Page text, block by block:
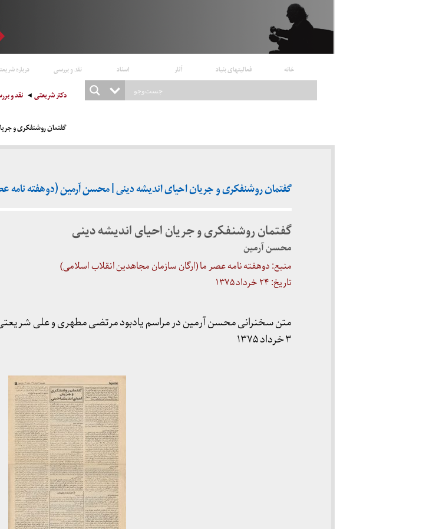
خانه فعالیتهای بنیاد آثار اسناد نقد و بررسی درباره
دکتر شریعتی نقد و
گفتمان روشنفکری و جریان
گفتمان روشنفکری و جریان احیای اندیشه دینی | محسن آرمین (دوهفته نامه عصر ما ـ ۲۴
گفتمان روشنفکری و جریان احیای اندیشه دینی
محسن آرمین
منبع: دوهفته نامه عصر ما (ارگان سازمان مجاهدین انقلاب اسلامی)
تاریخ: ۲۴ خرداد ۱۳۷۵
متن سخنرانی محسن آرمین در مراسم یادبود مرتضی مطهری و علی شریعتی
۳ خرداد ۱۳۷۵